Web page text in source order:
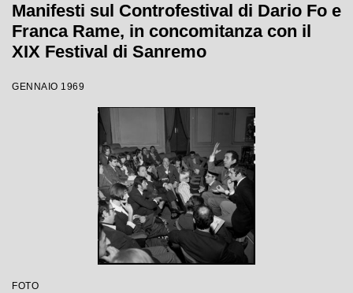
Manifesti sul Controfestival di Dario Fo e
Franca Rame, in concomitanza con il
XIX Festival di Sanremo
GENNAIO 1969
FOTO